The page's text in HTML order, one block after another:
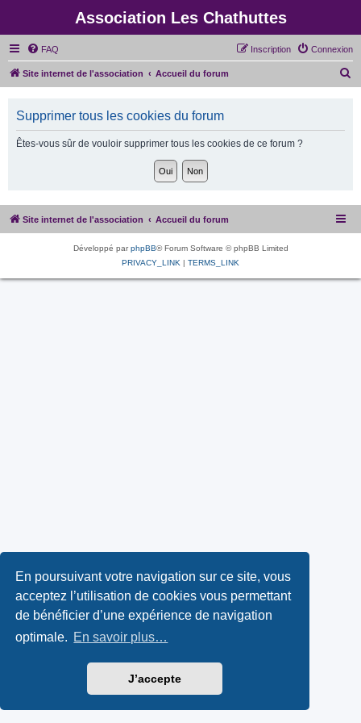
En poursuivant votre navigation sur ce site, vous
acceptez l’utilisation de cookies vous permettant
de bénéficier d’une expérience de navigation
optimale. En savoir plus…
J’accepte
Association Les Chathuttes
FAQ Connexion
Inscription
Site internet de l'association Accueil du forum
h
Supprimer tous les cookies du forum
Êtes-vous sûr de vouloir supprimer tous les cookies de ce forum ?
Site internet de l'association Accueil du forum
Développé parphpBB® Forum Software © phpBB Limited
PRIVACY_LINK | TERMS_LINK